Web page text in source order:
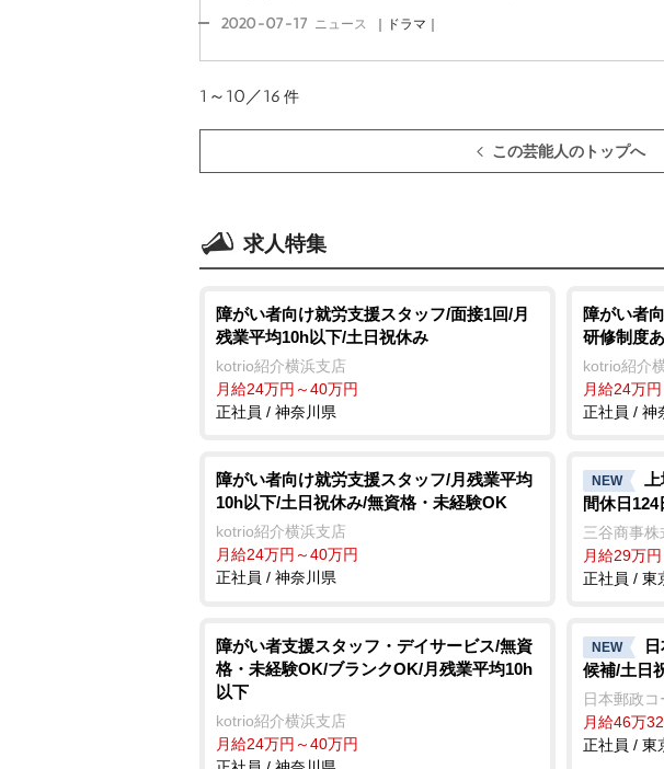
2020-07-17 ニュース ｜ドラマ｜
1～10／16 件
この芸能人のトップへ
求人特集
障がい者向け就労支援スタッフ/面接1回/月
残業平均10h以下/土日祝休み
kotrio紹介横浜支店
月給24万円～40万円
正社員 / 神奈川県
障がい者
研修制度
kotrio紹介
月給24万
正社員 / 神
障がい者向け就労支援スタッフ/月残業平均
10h以下/土日祝休み/無資格・未経験OK
kotrio紹介横浜支店
月給24万円～40万円
正社員 / 神奈川県
NEW
間休日
三谷商事株
月給29万
正社員 / 東
障がい者支援スタッフ・デイサービス/無資
格・未経験OK/ブランクOK/月残業平均10h
以下
kotrio紹介横浜支店
月給24万円～40万円
NEW
候補/土日
日本郵政
月給46万
正社員 / 東